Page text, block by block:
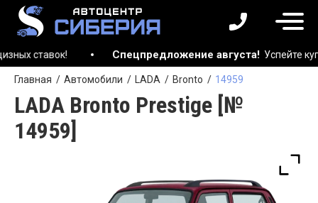
ставок! Спецпредложение августа!Успейте купить
Главная Автомобили LADA Bronto 14959
LADA Bronto Prestige [№
14959]